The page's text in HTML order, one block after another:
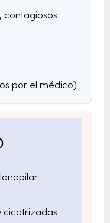
contagiosos
por el médico)
cicatrizadas